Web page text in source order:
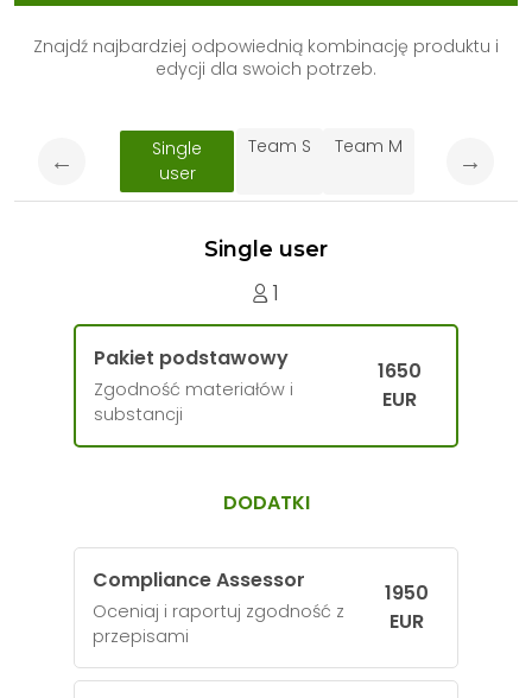
Znajdź najbardziej odpowiednią kombinację produktu i
edycji dla swoich potrzeb.
←
Single
user
Team S Team M →
Single user
1
Pakiet podstawowy
Zgodność materiałów i
substancji
1650
EUR
DODATKI
Compliance Assessor
Oceniaj i raportuj zgodność z
przepisami
1950
EUR